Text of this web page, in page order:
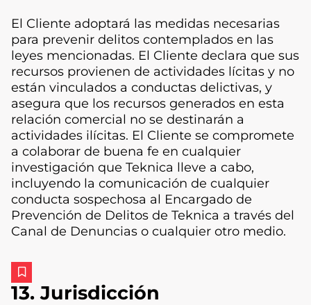
El Cliente adoptará las medidas necesarias
para prevenir delitos contemplados en las
leyes mencionadas. El Cliente declara que sus
recursos provienen de actividades lícitas y no
están vinculados a conductas delictivas, y
asegura que los recursos generados en esta
relación comercial no se destinarán a
actividades ilícitas. El Cliente se compromete
a colaborar de buena fe en cualquier
investigación que Teknica lleve a cabo,
incluyendo la comunicación de cualquier
conducta sospechosa al Encargado de
Prevención de Delitos de Teknica a través del
Canal de Denuncias o cualquier otro medio.
13. Jurisdicción